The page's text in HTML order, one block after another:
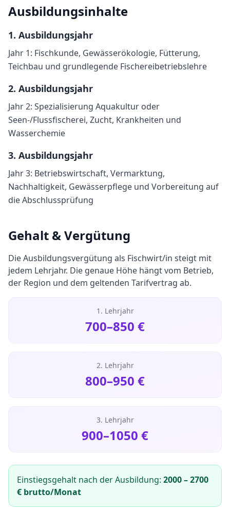
Ausbildungsinhalte
1. Ausbildungsjahr
Jahr 1: Fischkunde, Gewässerökologie, Fütterung,
Teichbau und grundlegende Fischereibetriebslehre
2. Ausbildungsjahr
Jahr 2: Spezialisierung Aquakultur oder
Seen-/Flussfischerei, Zucht, Krankheiten und
Wasserchemie
3. Ausbildungsjahr
Jahr 3: Betriebswirtschaft, Vermarktung,
Nachhaltigkeit, Gewässerpflege und Vorbereitung auf
die Abschlussprüfung
Gehalt & Vergütung
Die Ausbildungsvergütung als Fischwirt/in steigt mit
jedem Lehrjahr. Die genaue Höhe hängt vom Betrieb,
der Region und dem geltenden Tarifvertrag ab.
1. Lehrjahr
700–850 €
2. Lehrjahr
800–950 €
3. Lehrjahr
900–1050 €
Einstiegsgehalt nach der Ausbildung: 2000–2700
€ brutto/Monat